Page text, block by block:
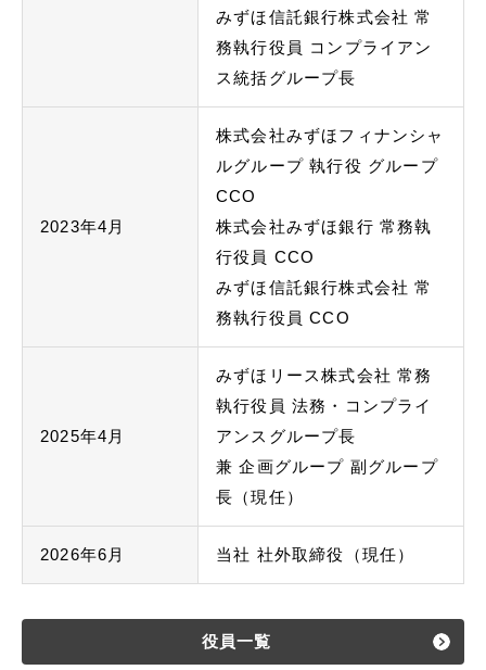
みずほ信託銀行株式会社 常
務執行役員 コンプライアン
ス統括グループ長
2023年4月
株式会社みずほフィナンシャ
ルグループ 執行役 グループ
CCO
株式会社みずほ銀行 常務執
行役員 CCO
みずほ信託銀行株式会社 常
務執行役員 CCO
2025年4月
みずほリース株式会社 常務
執行役員 法務・コンプライ
アンスグループ長
兼 企画グループ 副グループ
長（現任）
2026年6月 当社 社外取締役（現任）
役員一覧